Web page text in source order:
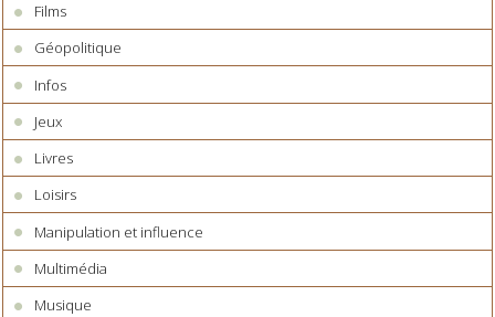
Films
Géopolitique
Infos
Jeux
Livres
Loisirs
Manipulation et influence
Multimédia
Musique